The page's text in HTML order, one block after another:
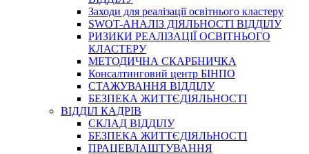
Заходи для реалізації освітнього кластеру
SWOT-АНАЛІЗ ДІЯЛЬНОСТІ ВІДДІЛУ
РИЗИКИ РЕАЛІЗАЦІЇ ОСВІТНЬОГО
КЛАСТЕРУ
МЕТОДИЧНА СКАРБНИЧКА
Консалтинговий центр БІНПО
СТАЖУВАННЯ ВІДДІЛУ
БЕЗПЕКА ЖИТТЄДІЯЛЬНОСТІ
ВІДДІЛ КАДРІВ
СКЛАД ВІДДІЛУ
БЕЗПЕКА ЖИТТЄДІЯЛЬНОСТІ
ПРАЦЕВЛАШТУВАННЯ